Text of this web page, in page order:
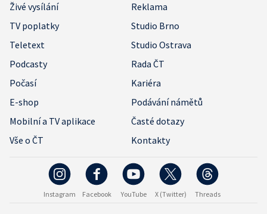
Živé vysílání
Reklama
TV poplatky
Studio Brno
Teletext
Studio Ostrava
Podcasty
Rada ČT
Počasí
Kariéra
E-shop
Podávání námětů
Mobilní a TV aplikace
Časté dotazy
Vše o ČT
Kontakty
Instagram Facebook YouTube X (Twitter) Threads